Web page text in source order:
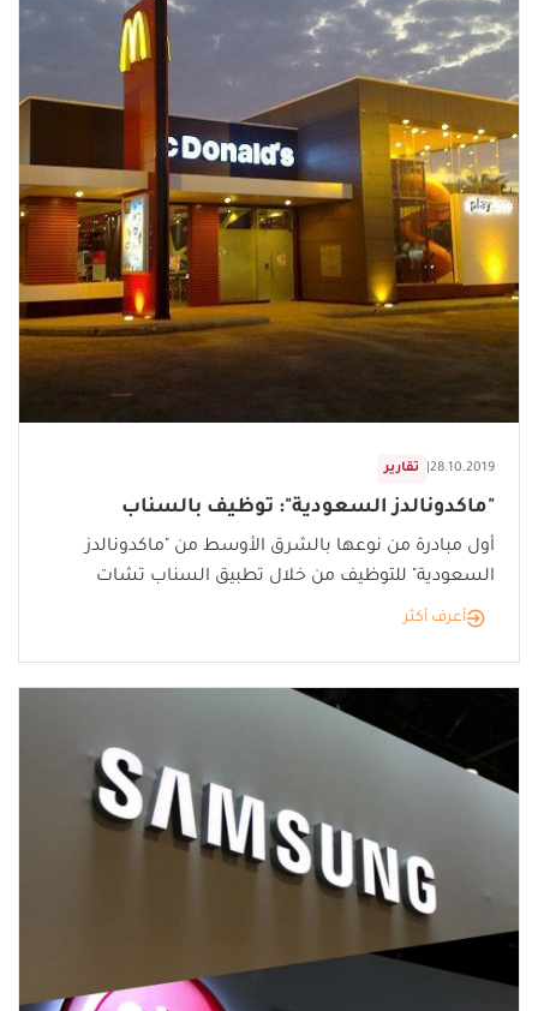
تقارير 28.10.2019
"ماكدونالدز السعودية": توظيف بالسناب
أول مبادرة من نوعها بالشرق الأوسط من "ماكدونالدز
السعودية" للتوظيف من خلال تطبيق السناب تشات
أعرف أكثر